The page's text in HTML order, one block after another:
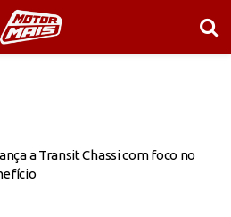
a Transit Chassi com foco no